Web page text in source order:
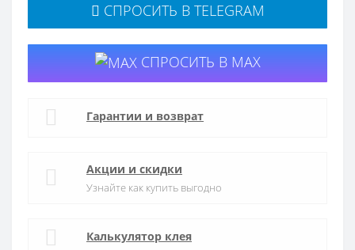
СПРОСИТЬ В TELEGRAM
СПРОСИТЬ В MAX
Гарантии и возврат
Акции и скидки
Узнайте как купить выгодно
Калькулятор клея